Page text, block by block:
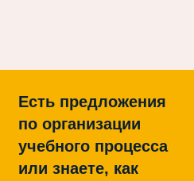
Есть предложения
по организации
учебного процесса
или знаете, как